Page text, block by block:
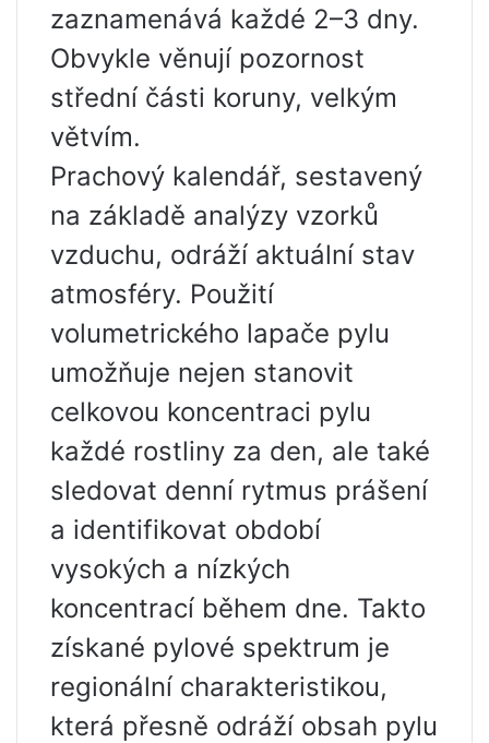
zaznamenává každé 2–3 dny.
Obvykle věnují pozornost
střední části koruny, velkým
větvím.
Prachový kalendář, sestavený
na základě analýzy vzorků
vzduchu, odráží aktuální stav
atmosféry. Použití
volumetrického lapače pylu
umožňuje nejen stanovit
celkovou koncentraci pylu
každé rostliny za den, ale také
sledovat denní rytmus prášení
a identifikovat období
vysokých a nízkých
koncentrací během dne. Takto
získané pylové spektrum je
regionální charakteristikou,
která přesně odráží obsah pylu